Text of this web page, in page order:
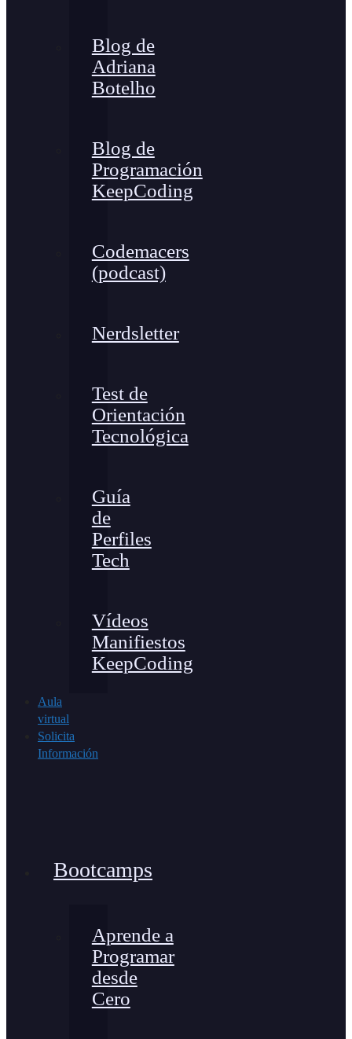
Blog de
Adriana
Botelho
Blog de
Programación
KeepCoding
Codemacers
(podcast)
Nerdsletter
Test de
Orientación
Tecnológica
Guía
de
Perfiles
Tech
Vídeos
Manifiestos
KeepCoding
Aula
virtual
Solicita
Información
Bootcamps
Aprende a
Programar
desde
Cero